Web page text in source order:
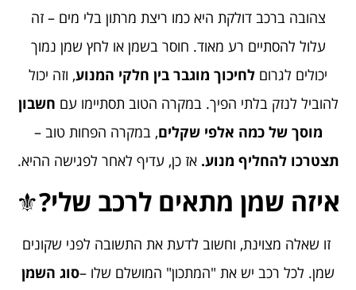
צהובה ברכב דולקת היא כמו ריצת מרתון בלי מים – זה
עלול להסתיים רע מאוד. חוסר בשמן או לחץ שמן נמוך
יכולים לגרום לחיכוך מוגבר בין חלקי המנוע, וזה יכול
להוביל לנזק בלתי הפיך. במקרה הטוב תסתיימו עם חשבון
מוסך של כמה אלפי שקלים, במקרה הפחות טוב –
תצטרכו להחליף מנוע.אז כן, עדיף לאחר לפגישה ההיא.
איזה שמן מתאים לרכב שלי?⚜️
זו שאלה מצוינת, וחשוב לדעת את התשובה לפני שקונים
שמן. לכל רכב יש את "המתכון" המושלם שלו –סוג השמן